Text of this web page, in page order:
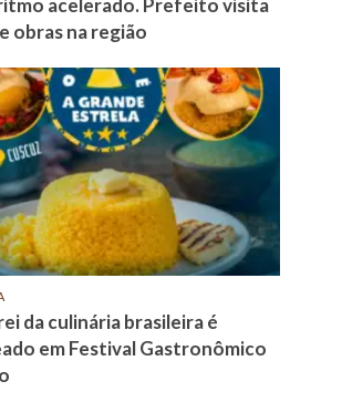
acelerado. Prefeito visita
obras na região
da culinária brasileira é
em Festival Gastronômico